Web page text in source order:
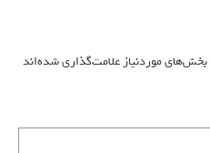
بخش‌های موردنیاز علامت‌گذاری شده‌اند